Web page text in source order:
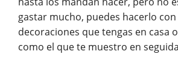
gastar mucho, puedes hacerlo
decoraciones que tengas en casa
como el que te muestro en